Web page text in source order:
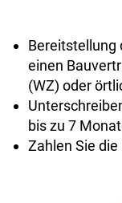
Bereitstellung
einen
(WZ) oder
bis zu 7
Zahlen Sie